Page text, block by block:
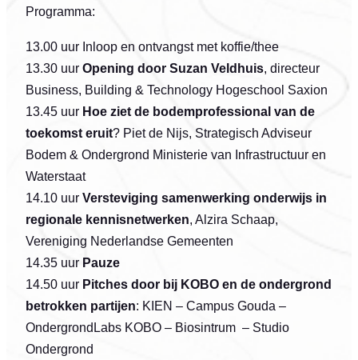
Programma:
13.00 uur Inloop en ontvangst met koffie/thee
13.30 uur Opening door Suzan Veldhuis, directeur
Business, Building & Technology Hogeschool Saxion
13.45 uur Hoe ziet de bodemprofessional van de
toekomst eruit? Piet de Nijs, Strategisch Adviseur
Bodem & Ondergrond Ministerie van Infrastructuur en
Waterstaat
14.10 uur Versteviging samenwerking onderwijs in
regionale kennisnetwerken, Alzira Schaap,
Vereniging Nederlandse Gemeenten
14.35 uur Pauze
14.50 uur Pitches door bij KOBO en de ondergrond
betrokken partijen: KIEN – Campus Gouda –
OndergrondLabs KOBO – Biosintrum – Studio
Ondergrond